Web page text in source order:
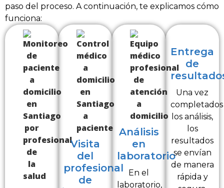
paso del proceso. A continuación, te explicamos cómo
funciona:
Visita
del
profesional
de
Análisis
en
laboratorio
En el
laboratorio,
Entrega
de
Una vez
completados
los análisis,
los
resultados
se envían
de manera
rápida y